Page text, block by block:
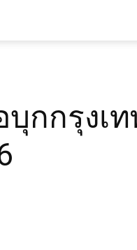
กกรุงเท